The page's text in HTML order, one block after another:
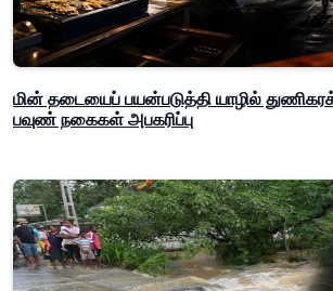
மின் தடையைப் பயன்படுத்தி யாழில்
பவுண் நகைகள் அபகரிப்பு